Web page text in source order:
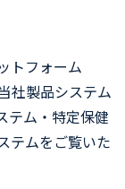
トフォーム
社製品システム
テム・特定保健
テムをご覧いた